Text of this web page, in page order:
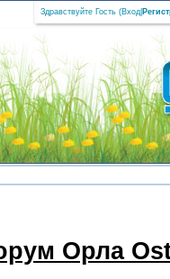
Здравствуйте Гость (Вход
Орла